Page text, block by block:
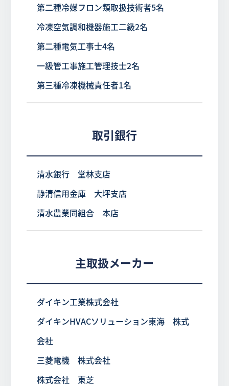
第二種冷媒フロン類取扱技術者5名
冷凍空気調和機器施工二級2名
第二種電気工事士4名
一級管工事施工管理技士2名
第三種冷凍機械責任者1名
取引銀行
清水銀行 堂林支店
静清信用金庫 大坪支店
清水農業同組合 本店
主取扱メーカー
ダイキン工業株式会社
ダイキンHVACソリューション東海 株式
会社
三菱電機 株式会社
株式会社 東芝